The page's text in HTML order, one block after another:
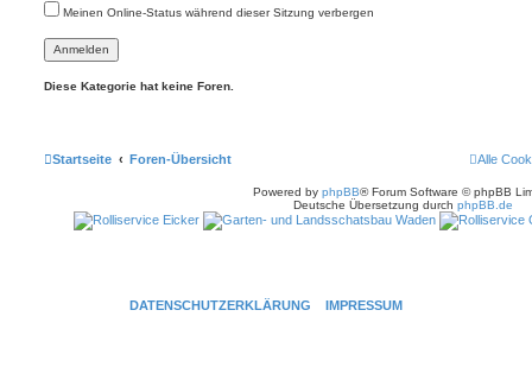
Meinen Online-Status während dieser Sitzung verbergen
Diese Kategorie hat keine Foren.
Startseite Foren-Übersicht Alle
Powered by phpBB® Forum Software © phpBB
Deutsche Übersetzung durch phpBB.de
DATENSCHUTZERKLÄRUNG IMPRESSUM